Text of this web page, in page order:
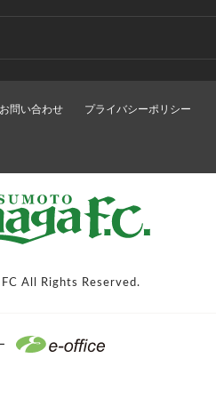
お問い合わせ プライバシーポリシー
All Rights Reserved.